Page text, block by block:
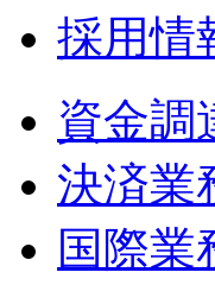
採用情
資金調
決済業
国際業